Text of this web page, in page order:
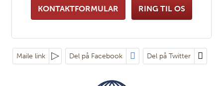
KONTAKTFORMULAR RING TIL OS
Maile link Del på Facebook Del på Twitter
Følg os på